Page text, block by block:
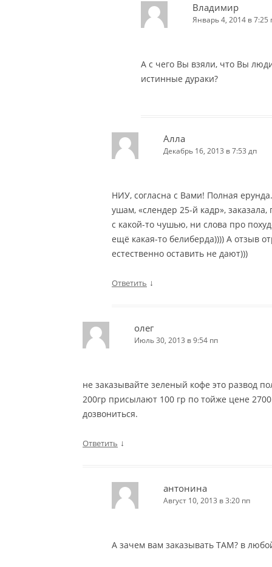
Владимир
Январь 4, 2014 в 7:25
А с чего Вы взяли, что Вы
истинные дураки?
Алла
Декабрь 16, 2013 в 7:53 дп
НИУ, согласна с Вами! Полная
ушам, «слендер 25-й кадр»,
с какой-то чушью, ни слова про
ещё какая-то белиберда)))) А отзыв
естественно оставить не дают)))
Ответить ↓
олег
Июль 30, 2013 в 9:54 пп
не заказывайте зеленый кофе это развод
200гр присылают 100 гр по тойже цене
дозвониться.
Ответить ↓
антонина
Август 10, 2013 в 3:20 пп
А зачем вам заказывать ТАМ? в